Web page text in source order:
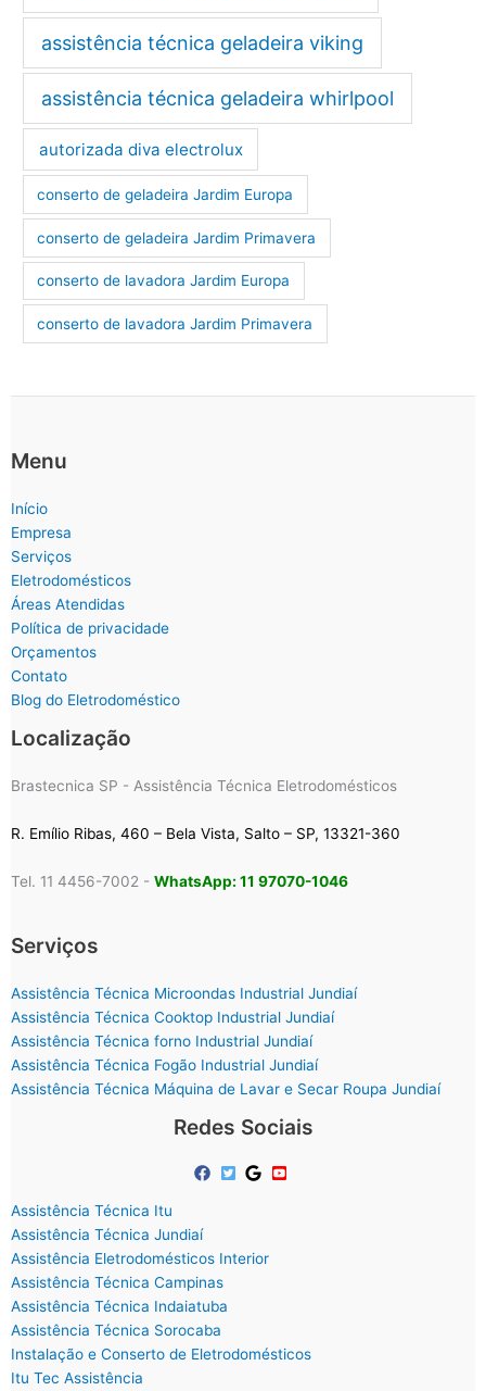
assistência técnica geladeira viking
assistência técnica geladeira whirlpool
autorizada diva electrolux
conserto de geladeira Jardim Europa
conserto de geladeira Jardim Primavera
conserto de lavadora Jardim Europa
conserto de lavadora Jardim Primavera
Menu
Início
Empresa
Serviços
Eletrodomésticos
Áreas Atendidas
Política de privacidade
Orçamentos
Contato
Blog do Eletrodoméstico
Localização
Brastecnica SP - Assistência Técnica Eletrodomésticos
R. Emílio Ribas, 460 – Bela Vista, Salto – SP, 13321-360
Tel. 11 4456-7002 - WhatsApp: 11 97070-1046
Serviços
Assistência Técnica Microondas Industrial Jundiaí
Assistência Técnica Cooktop Industrial Jundiaí
Assistência Técnica forno Industrial Jundiaí
Assistência Técnica Fogão Industrial Jundiaí
Assistência Técnica Máquina de Lavar e Secar Roupa Jundiaí
Redes Sociais
Assistência Técnica Itu
Assistência Técnica Jundiaí
Assistência Eletrodomésticos Interior
Assistência Técnica Campinas
Assistência Técnica Indaiatuba
Assistência Técnica Sorocaba
Instalação e Conserto de Eletrodomésticos
Itu Tec Assistência